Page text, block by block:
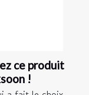
ce produit
!